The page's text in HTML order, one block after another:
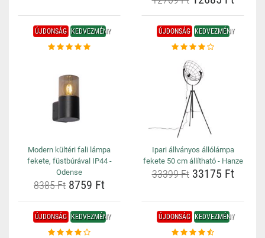
ÚJDONSÁG KEDVEZMÉNY
Modern kültéri fali lámpa
fekete, füstbúrával IP44 -
Odense
8385 Ft 8759 Ft
ÚJDONSÁG KEDVEZMÉNY
Ipari állványos állólámpa
fekete 50 cm állítható - Hanze
33399 Ft33175 Ft
ÚJDONSÁG KEDVEZMÉNY ÚJDONSÁG KEDVEZMÉNY